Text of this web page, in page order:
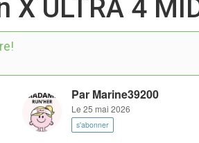
X ULTRA 4
Par Marine39200
Le 25 mai 2026
s'abonner